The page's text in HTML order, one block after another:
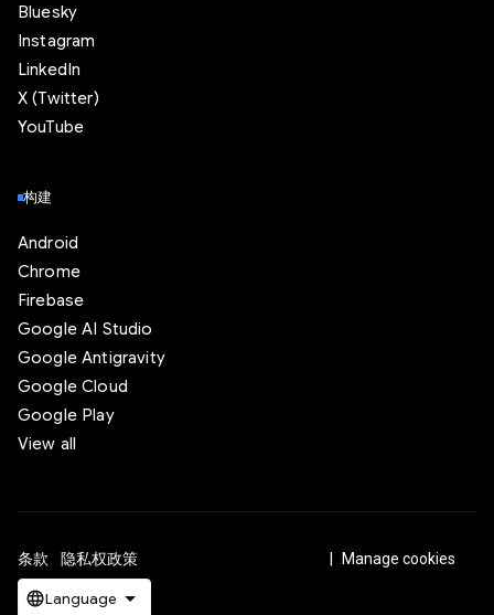
Bluesky
Instagram
LinkedIn
X (Twitter)
YouTube
构建
Android
Chrome
Firebase
Google AI Studio
Google Antigravity
Google Cloud
Google Play
View all
条款 隐私权政策 Manage cookies